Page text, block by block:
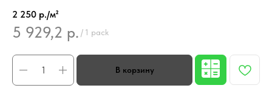
2 250 р./м²
5 929,2 р. / 1 pack